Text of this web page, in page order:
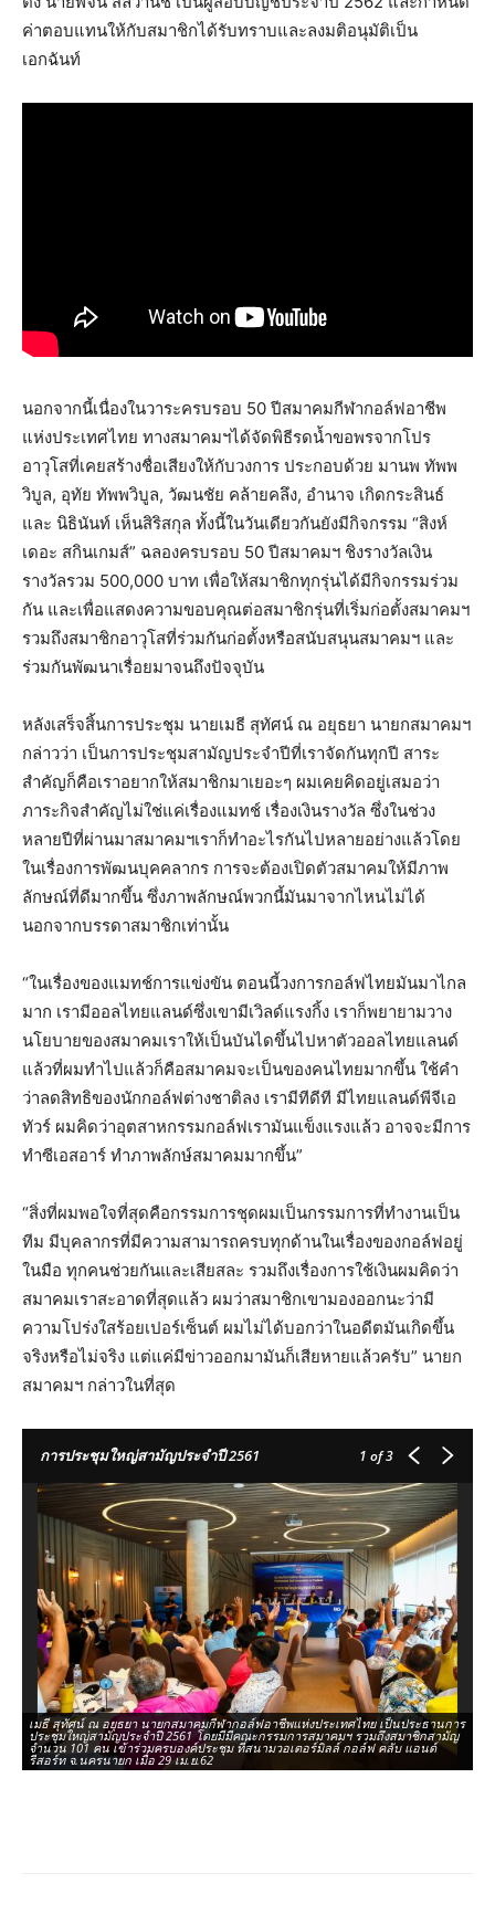
ค่าตอบแทนให้กับสมาชิกได้รับทราบและลงมติอนุมัติเป็น
เอกฉันท์
นอกจากนี้เนื่องในวาระครบรอบ 50 ปีสมาคมกีฬากอล์ฟอาชีพ
แห่งประเทศไทย ทางสมาคมฯได้จัดพิธีรดน้ำขอพรจากโปร
อาวุโสที่เคยสร้างชื่อเสียงให้กับวงการ ประกอบด้วย มานพ ทัพพ
วิบูล, อุทัย ทัพพวิบูล, วัฒนชัย คล้ายคลึง, อำนาจ เกิดกระสินธ์
และ นิธินันท์ เห็นสิริสกุล ทั้งนี้ในวันเดียวกันยังมีกิจกรรม “สิงห์
เดอะ สกินเกมส์” ฉลองครบรอบ 50 ปีสมาคมฯ ชิงรางวัลเงิน
รางวัลรวม 500,000 บาท เพื่อให้สมาชิกทุกรุ่นได้มีกิจกรรมร่วม
กัน และเพื่อแสดงความขอบคุณต่อสมาชิกรุ่นที่เริ่มก่อตั้งสมาคมฯ
รวมถึงสมาชิกอาวุโสที่ร่วมกันก่อตั้งหรือสนับสนุนสมาคมฯ และ
ร่วมกันพัฒนาเรื่อยมาจนถึงปัจจุบัน
หลังเสร็จสิ้นการประชุม นายเมธี สุทัศน์ ณ อยุธยา นายกสมาคมฯ
กล่าวว่า เป็นการประชุมสามัญประจำปีที่เราจัดกันทุกปี สาระ
สำคัญก็คือเราอยากให้สมาชิกมาเยอะๆ ผมเคยคิดอยู่เสมอว่า
ภาระกิจสำคัญไม่ใช่แค่เรื่องแมทช์ เรื่องเงินรางวัล ซึ่งในช่วง
หลายปีที่ผ่านมาสมาคมฯเราก็ทำอะไรกันไปหลายอย่างแล้วโดย
ในเรื่องการพัฒนบุคคลากร การจะต้องเปิดตัวสมาคมให้มีภาพ
ลักษณ์ที่ดีมากขึ้น ซึ่งภาพลักษณ์พวกนี้มันมาจากไหนไม่ได้
นอกจากบรรดาสมาชิกเท่านั้น
“ในเรื่องของแมทช์การแข่งขัน ตอนนี้วงการกอล์ฟไทยมันมาไกล
มาก เรามีออลไทยแลนด์ซึ่งเขามีเวิลด์แรงกิ้ง เราก็พยายามวาง
นโยบายของสมาคมเราให้เป็นบันไดขึ้นไปหาตัวออลไทยแลนด์
แล้วที่ผมทำไปแล้วก็คือสมาคมจะเป็นของคนไทยมากขึ้น ใช้คำ
ว่าลดสิทธิของนักกอล์ฟต่างชาติลง เรามีทีดีที มีไทยแลนด์พีจีเอ
ทัวร์ ผมคิดว่าอุตสาหกรรมกอล์ฟเรามันแข็งแรงแล้ว อาจจะมีการ
ทำซีเอสอาร์ ทำภาพลักษ์สมาคมมากขึ้น”
“สิ่งที่ผมพอใจที่สุดคือกรรมการชุดผมเป็นกรรมการที่ทำงานเป็น
ทีม มีบุคลากรที่มีความสามารถครบทุกด้านในเรื่องของกอล์ฟอยู่
ในมือ ทุกคนช่วยกันและเสียสละ รวมถึงเรื่องการใช้เงินผมคิดว่า
สมาคมเราสะอาดที่สุดแล้ว ผมว่าสมาชิกเขามองออกนะว่ามี
ความโปร่งใสร้อยเปอร์เซ็นต์ ผมไม่ได้บอกว่าในอดีตมันเกิดขึ้น
จริงหรือไม่จริง แต่แค่มีข่าวออกมามันก็เสียหายแล้วครับ” นายก
สมาคมฯ กล่าวในที่สุด
การประชุมใหญ่สามัญประจำปี 2561 1 of 3
เมธี สุทัศน์ ณ อยุธยา นายกสมาคมกีฬากอล์ฟอาชีพแห่งประเทศไทย เป็นประธานการ
ประชุมใหญ่สามัญประจำปี 2561 โดยมีมีคณะกรรมการสมาคมฯ รวมถึงสมาชิกสามัญ
จำนวน 101 คน เข้าร่วมครบองค์ประชุม ที่สนามวอเตอร์มิลล์ กอล์ฟ คลับ แอนด์
รีสอร์ท จ.นครนายก เมื่อ 29 เม.ย.62